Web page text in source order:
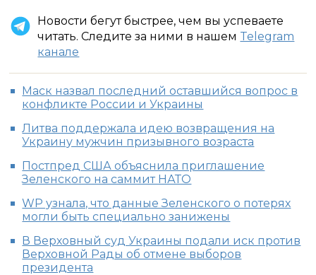
Новости бегут быстрее, чем вы успеваете
читать. Следите за ними в нашем Telegram
канале
Маск назвал последний оставшийся вопрос в
конфликте России и Украины
Литва поддержала идею возвращения на
Украину мужчин призывного возраста
Постпред США объяснила приглашение
Зеленского на саммит НАТО
WP узнала, что данные Зеленского о потерях
могли быть специально занижены
В Верховный суд Украины подали иск против
Верховной Рады об отмене выборов
президента